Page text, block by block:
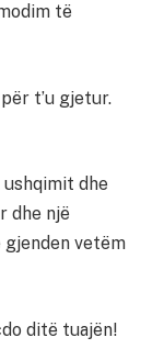
të
t’u gjetur.
ushqimit dhe
dhe një
vetëm
ditë tuajën!